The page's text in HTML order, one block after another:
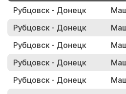
Рубцовск - Донецк
Рубцовск - Донецк
Рубцовск - Донецк
Рубцовск - Донецк
Рубцовск - Донецк